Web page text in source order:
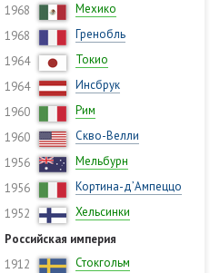
1968
Мехико
1968
Гренобль
1964
Токио
1964
Инсбрук
1960
Рим
1960
Скво-Велли
1956
Мельбурн
1956
Кортина-д’Ампеццо
1952
Хельсинки
Российская империя
1912
Стокгольм